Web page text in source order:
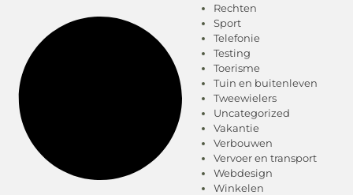
Rechten
Sport
Telefonie
Testing
Toerisme
Tuin en buitenleven
Tweewielers
Uncategorized
Vakantie
Verbouwen
Vervoer en transport
Webdesign
Winkelen